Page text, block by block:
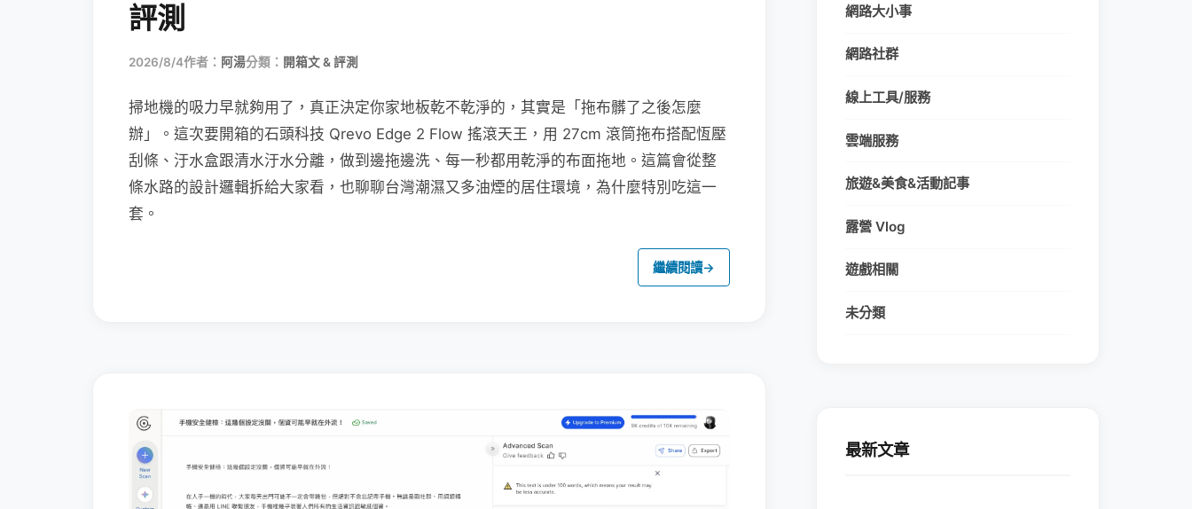
評測
2026/8/4作者： 阿湯分類： 開箱文 & 評測
掃地機的吸力早就夠用了，真正決定你家地板乾不乾淨的，其實是「拖布髒了之後怎麼
辦」。這次要開箱的石頭科技 Qrevo Edge 2 Flow 搖滾天王，用 27cm 滾筒拖布搭配恆壓
刮條、汙水盒跟清水汙水分離，做到邊拖邊洗、每一秒都用乾淨的布面拖地。這篇會從整
條水路的設計邏輯拆給大家看，也聊聊台灣潮濕又多油煙的居住環境，為什麼特別吃這一
套。
繼續閱讀→
網路大小事
網路社群
線上工具/服務
雲端服務
旅遊&美食&活動記事
露營 Vlog
遊戲相關
未分類
最新文章